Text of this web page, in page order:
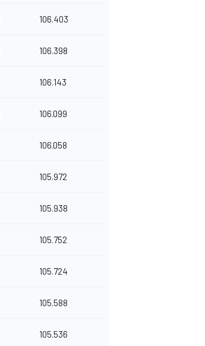
106.403
106.398
106.143
106.099
106.058
105.972
105.938
105.752
105.724
105.588
105.536